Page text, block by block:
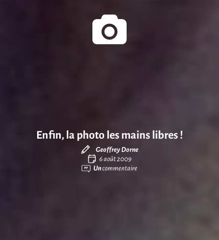
Enfin, la photo les mains libres !
Geoffrey Dorne
6 août 2009
Uncommentaire